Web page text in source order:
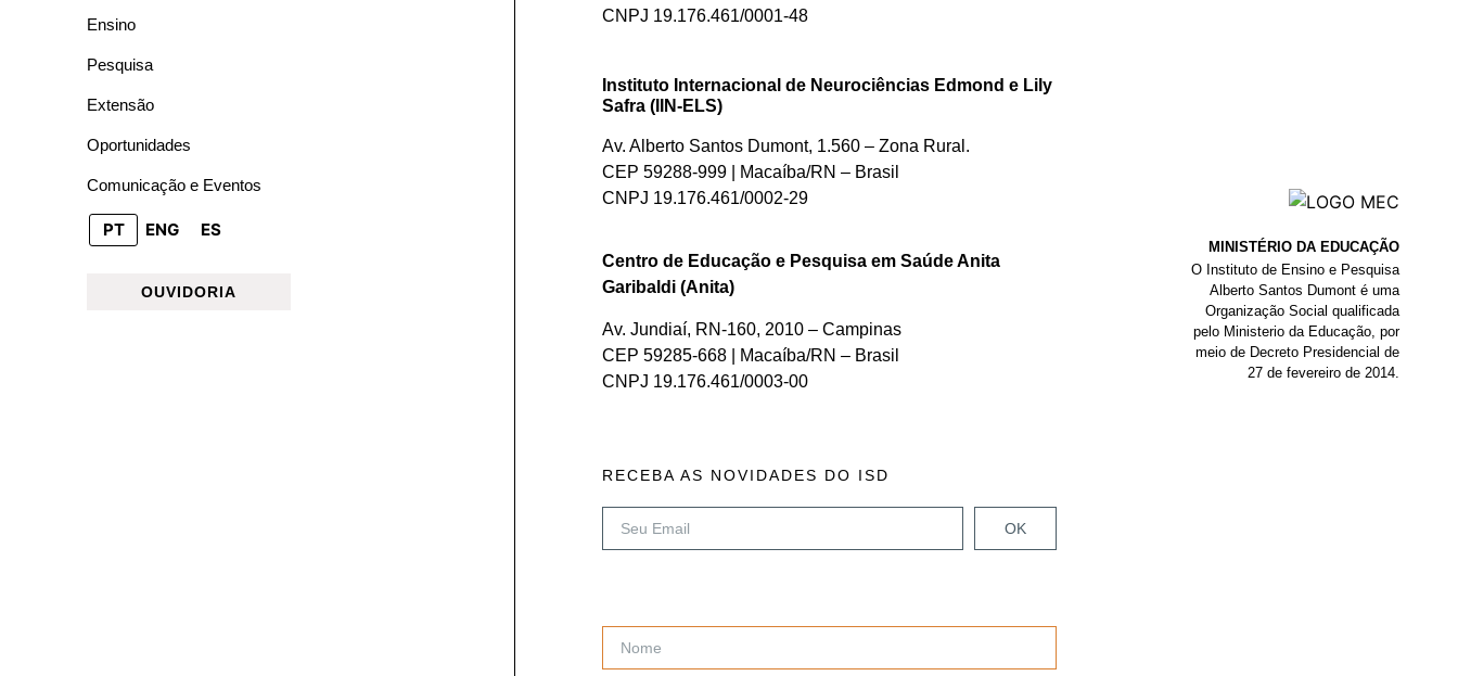
Ensino
Pesquisa
Extensão
Oportunidades
Comunicação e Eventos
PT ENG ES
OUVIDORIA
CNPJ 19.176.461/0001-48
Instituto Internacional de Neurociências Edmond e Lily
Safra (IIN-ELS)
Av. Alberto Santos Dumont, 1.560 – Zona Rural.
CEP 59288-999 | Macaíba/RN – Brasil
CNPJ 19.176.461/0002-29
Centro de Educação e Pesquisa em Saúde Anita
Garibaldi (Anita)
Av. Jundiaí, RN-160, 2010 – Campinas
CEP 59285-668 | Macaíba/RN – Brasil
CNPJ 19.176.461/0003-00
RECEBA AS NOVIDADES DO ISD
OK
MINISTÉRIO DA EDUCAÇÃO
O Instituto de Ensino e Pesquisa
Alberto Santos Dumont é uma
Organização Social qualificada
pelo Ministerio da Educação, por
meio de Decreto Presidencial de
27 de fevereiro de 2014.